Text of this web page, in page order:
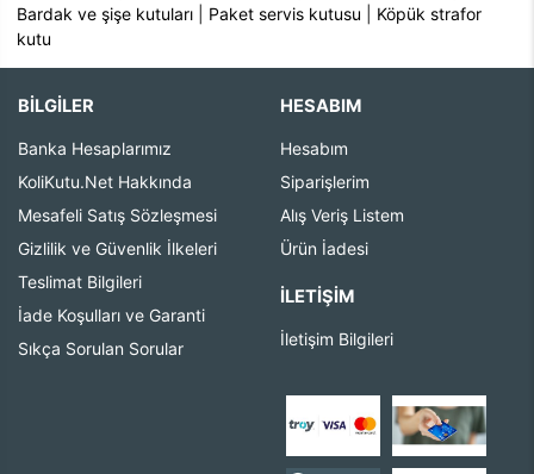
Bardak ve şişe kutuları
Paket servis kutusu
Köpük strafor
kutu
BİLGİLER
Banka Hesaplarımız
KoliKutu.Net Hakkında
Mesafeli Satış Sözleşmesi
Gizlilik ve Güvenlik İlkeleri
Teslimat Bilgileri
İade Koşulları ve Garanti
Sıkça Sorulan Sorular
HESABIM
Hesabım
Siparişlerim
Alış Veriş Listem
Ürün İadesi
İLETIŞIM
İletişim Bilgileri